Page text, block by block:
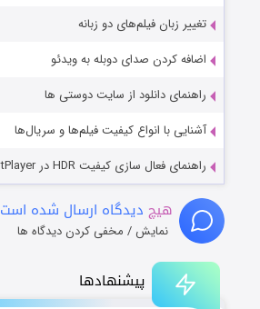
پیشنهادها
تغییر زبان فیلم‌های دو زبانه
اضافه کردن صدای دوبله به ویدئو
راهنمای دانلود از سایت دوستی ها
آشنایی با انواع کیفیت فیلم‌ها و سریال‌ها
راهنمای فعال سازی کیفیت HDR در PotPlayer
هیچ دیدگاه ارسال شده است
نمایش / مخفی کردن دیدگاه ها